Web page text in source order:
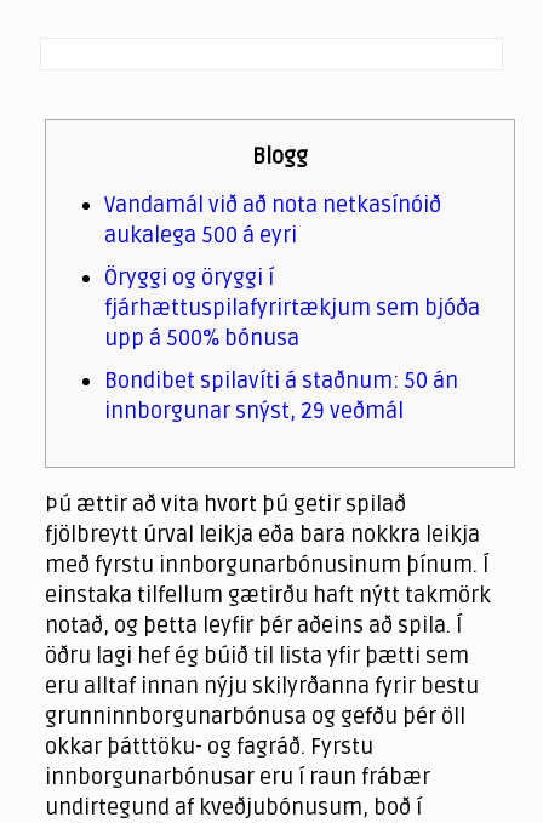
Blogg
Vandamál við að nota netkasínóið
aukalega 500 á eyri
Öryggi og öryggi í
fjárhættuspilafyrirtækjum sem bjóða
upp á 500% bónusa
Bondibet spilavíti á staðnum: 50 án
innborgunar snýst, 29 veðmál
Þú ættir að vita hvort þú getir spilað
fjölbreytt úrval leikja eða bara nokkra leikja
með fyrstu innborgunarbónusinum þínum. Í
einstaka tilfellum gætirðu haft nýtt takmörk
notað, og þetta leyfir þér aðeins að spila. Í
öðru lagi hef ég búið til lista yfir þætti sem
eru alltaf innan nýju skilyrðanna fyrir bestu
grunninnborgunarbónusa og gefðu þér öll
okkar þátttöku- og fagráð. Fyrstu
innborgunarbónusar eru í raun frábær
undirtegund af kveðjubónusum, boð í